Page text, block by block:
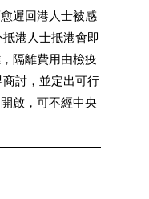
遲回港人士被感
港人士抵港會即
隔離費用由檢疫
討，並定出可行
啟，可不經中央